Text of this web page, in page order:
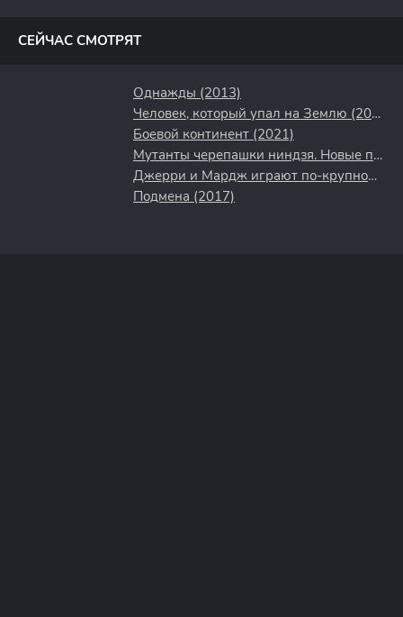
СЕЙЧАС СМОТРЯТ
Однажды (2013)
Человек, который упал на Землю (2022)
Боевой континент (2021)
Мутанты черепашки ниндзя. Новые приключения! (2003)
Джерри и Мардж играют по-крупному (2022)
Подмена (2017)